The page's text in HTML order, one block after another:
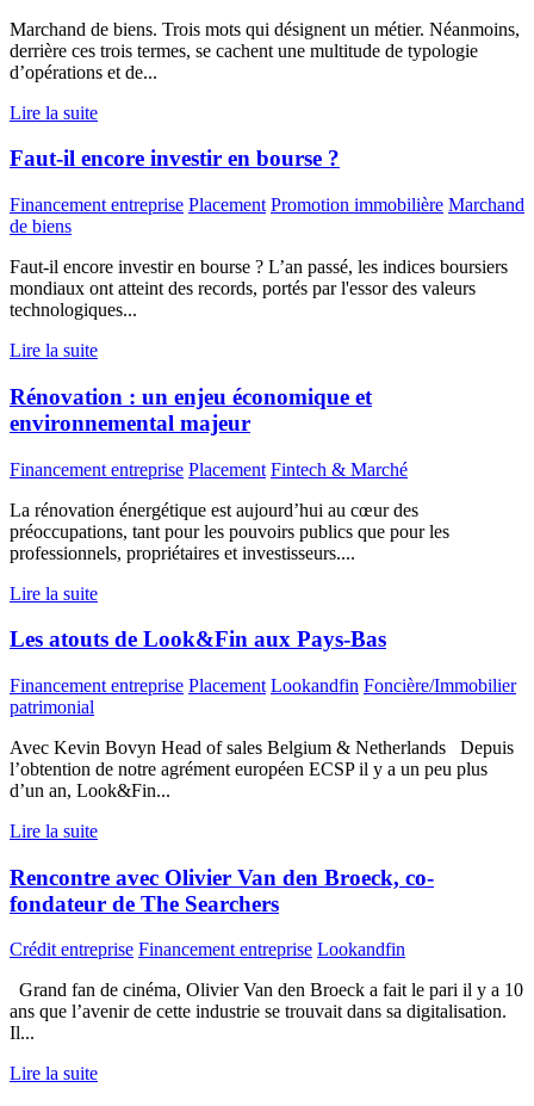
Marchand de biens. Trois mots qui désignent un métier. Néanmoins,
derrière ces trois termes, se cachent une multitude de typologie
d’opérations et de...
Lire la suite
Faut-il encore investir en bourse ?
Financement entreprise Placement Promotion immobilière Marchand
de biens
Faut-il encore investir en bourse ? L’an passé, les indices boursiers
mondiaux ont atteint des records, portés par l'essor des valeurs
technologiques...
Lire la suite
Rénovation : un enjeu économique et
environnemental majeur
Financement entreprise Placement Fintech & Marché
La rénovation énergétique est aujourd’hui au cœur des
préoccupations, tant pour les pouvoirs publics que pour les
professionnels, propriétaires et investisseurs....
Lire la suite
Les atouts de Look&Fin aux Pays-Bas
Financement entreprise Placement Lookandfin Foncière/Immobilier
patrimonial
Avec Kevin Bovyn Head of sales Belgium & Netherlands Depuis
l’obtention de notre agrément européen ECSP il y a un peu plus
d’un an, Look&Fin...
Lire la suite
Rencontre avec Olivier Van den Broeck, co-
fondateur de The Searchers
Crédit entreprise Financement entreprise Lookandfin
Grand fan de cinéma, Olivier Van den Broeck a fait le pari il y a 10
ans que l’avenir de cette industrie se trouvait dans sa digitalisation.
Il...
Lire la suite